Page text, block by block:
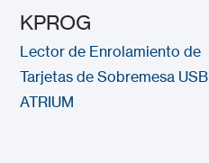
KPROG
Lector de Enrolamiento de
Tarjetas de Sobremesa USB
ATRIUM